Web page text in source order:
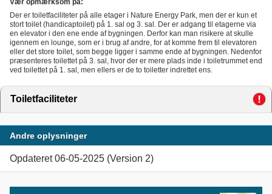
Der er toiletfaciliteter på alle etager i Nature Energy Park, men der er kun et
stort toilet (handicaptoilet) på 1. sal og 3. sal. Der er adgang til etagerne via
en elevator i den ene ende af bygningen. Derfor kan man risikere at skulle
igennem en lounge, som er i brug af andre, for at komme frem til elevatoren
eller det store toilet, som begge ligger i samme ende af bygningen. Nedenfor
præsenteres toilettet på 3. sal, hvor der er mere plads inde i toiletrummet end
ved toilettet på 1. sal, men ellers er de to toiletter indrettet ens.
Toiletfaciliteter
Andre oplysninger
Opdateret 06-05-2025 (Version 2)